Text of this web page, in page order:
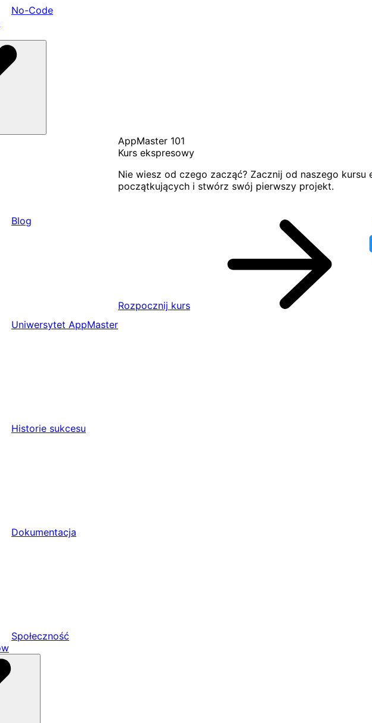
No-Code
Blog
Uniwersytet AppMaster
Historie sukcesu
Dokumentacja
Społeczność
AppMaster 101
Kurs ekspresowy
Nie wiesz od czego zacząć? Zacznij od naszego kursu
początkujących i stwórz swój pierwszy projekt.
Rozpocznij kurs